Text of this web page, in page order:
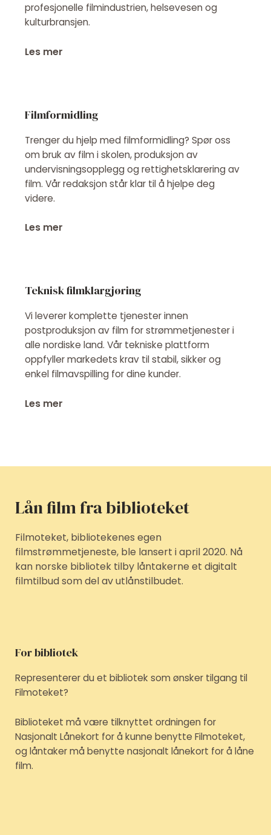
profesjonelle filmindustrien, helsevesen og
kulturbransjen.
Les mer
Filmformidling
Trenger du hjelp med filmformidling? Spør oss
om bruk av film i skolen, produksjon av
undervisningsopplegg og rettighetsklarering av
film. Vår redaksjon står klar til å hjelpe deg
videre.
Les mer
Teknisk filmklargjøring
Vi leverer komplette tjenester innen
postproduksjon av film for strømmetjenester i
alle nordiske land. Vår tekniske plattform
oppfyller markedets krav til stabil, sikker og
enkel filmavspilling for dine kunder.
Les mer
Lån film fra biblioteket
Filmoteket, bibliotekenes egen
filmstrømmetjeneste, ble lansert i april 2020. Nå
kan norske bibliotek tilby låntakerne et digitalt
filmtilbud som del av utlånstilbudet.
For bibliotek
Representerer du et bibliotek som ønsker tilgang til
Filmoteket?
Biblioteket må være tilknyttet ordningen for
Nasjonalt Lånekort for å kunne benytte Filmoteket,
og låntaker må benytte nasjonalt lånekort for å låne
film.